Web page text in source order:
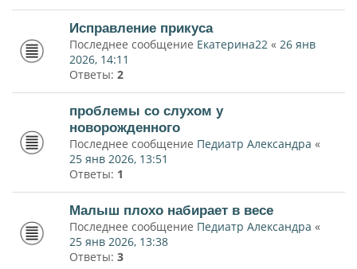
Исправление прикуса
Последнее сообщение Екатерина22 « 26 янв
2026, 14:11
Ответы: 2
проблемы со слухом у
новорожденного
Последнее сообщение Педиатр Александра «
25 янв 2026, 13:51
Ответы: 1
Малыш плохо набирает в весе
Последнее сообщение Педиатр Александра «
25 янв 2026, 13:38
Ответы: 3